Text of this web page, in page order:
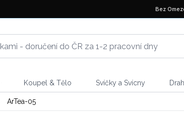
Bez
Koupel & Tělo Svíčky a Svícny
ArTea-05